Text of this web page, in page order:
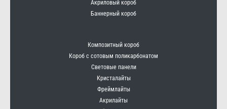
Акриловый короб
Баннерный короб
Композитный короб
Короб с сотовым поликарбонатом
Световые панели
Кристалайты
Фреймлайты
Акрилайты